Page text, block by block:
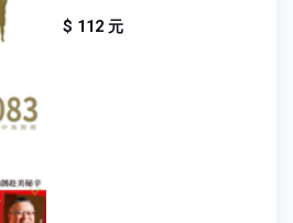
$ 112 元